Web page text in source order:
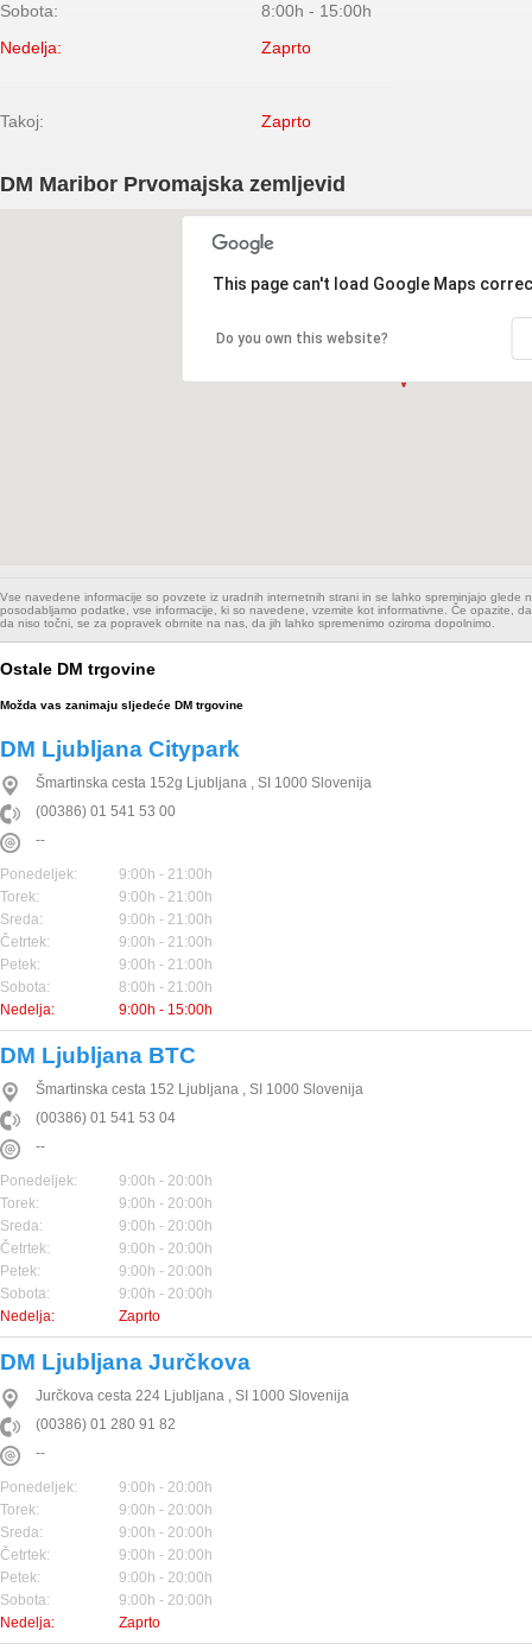
Sobota:
8:00h - 15:00h
Nedelja:
Zaprto
Takoj: Zaprto
DM Maribor Prvomajska zemljevid
This page can't load Google Maps
Do you own this website?
Vse navedene informacije so povzete iz uradnih internetnih strani in se lahko spreminjajo glede
posodabljamo podatke, vse informacije, ki so navedene, vzemite kot informativne. Če opazite,
da niso točni, se za popravek obrnite na nas, da jih lahko spremenimo oziroma dopolnimo.
Ostale DM trgovine
Možda vas zanimaju sljedeće DM trgovine
DM Ljubljana Citypark
Šmartinska cesta 152g Ljubljana , SI 1000 Slovenija
(00386) 01 541 53 00
--
Ponedeljek:
9:00h - 21:00h
Torek:
9:00h - 21:00h
Sreda:
9:00h - 21:00h
Četrtek:
9:00h - 21:00h
Petek:
9:00h - 21:00h
Sobota:
8:00h - 21:00h
Nedelja:
9:00h - 15:00h
DM Ljubljana BTC
Šmartinska cesta 152 Ljubljana , SI 1000 Slovenija
(00386) 01 541 53 04
--
Ponedeljek:
9:00h - 20:00h
Torek:
9:00h - 20:00h
Sreda:
9:00h - 20:00h
Četrtek:
9:00h - 20:00h
Petek:
9:00h - 20:00h
Sobota:
9:00h - 20:00h
Nedelja:
Zaprto
DM Ljubljana Jurčkova
Jurčkova cesta 224 Ljubljana , SI 1000 Slovenija
(00386) 01 280 91 82
--
Ponedeljek:
9:00h - 20:00h
Torek:
9:00h - 20:00h
Sreda:
9:00h - 20:00h
Četrtek:
9:00h - 20:00h
Petek:
9:00h - 20:00h
Sobota:
9:00h - 20:00h
Nedelja:
Zaprto